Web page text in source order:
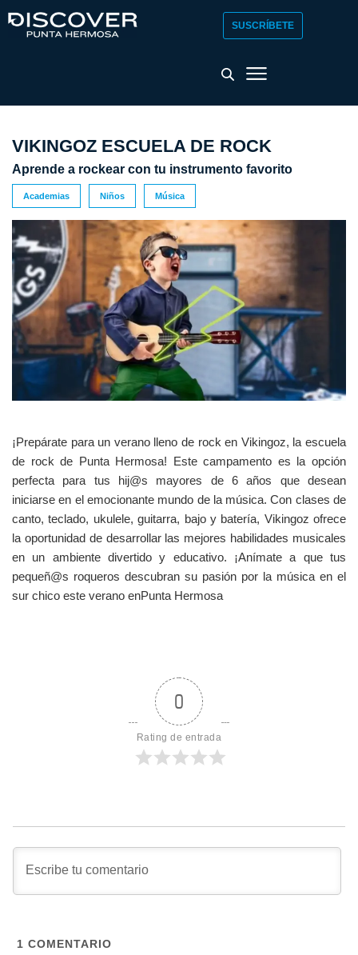
SUSCRÍBETE
VIKINGOZ ESCUELA DE ROCK
Aprende a rockear con tu instrumento favorito
Academias Niños Música
¡Prepárate para un verano lleno de rock en Vikingoz, la escuela
de rock de Punta Hermosa! Este campamento es la opción
perfecta para tus hij@s mayores de 6 años que desean
iniciarse en el emocionante mundo de la música. Con clases de
canto, teclado, ukulele, guitarra, bajo y batería, Vikingoz ofrece
la oportunidad de desarrollar las mejores habilidades musicales
en un ambiente divertido y educativo. ¡Anímate a que tus
pequeñ@s roqueros descubran su pasión por la música en el
sur chico este verano enPunta Hermosa
0
Rating de entrada
1 COMENTARIO